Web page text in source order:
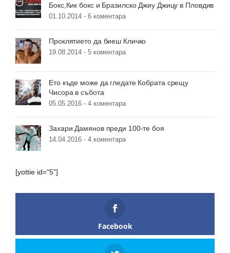
Бокс,Кик бокс и Бразилско Джиу Джицу в Пловдив
01.10.2014 - 6 коментара
Проклятието да биеш Кличко
19.08.2014 - 5 коментара
Ето къде може да гледате Кобрата срещу
Чисора в събота
05.05.2016 - 4 коментара
Захари Дамянов преди 100-те боя
14.04.2016 - 4 коментара
[yottie id="5"]
Facebook